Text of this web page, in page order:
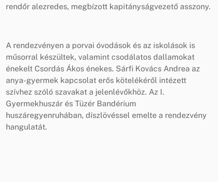
rendőr alezredes, megbízott kapitányságvezető asszony.
A rendezvényen a porvai óvodások és az iskolások is
műsorral készültek, valamint csodálatos dallamokat
énekelt Csordás Ákos énekes. Sárfi Kovács Andrea az
anya-gyermek kapcsolat erős kötelékéről intézett
szívhez szóló szavakat a jelenlévőkhöz. Az I.
Gyermekhuszár és Tüzér Bandérium
huszáregyenruhában, díszlövéssel emelte a rendezvény
hangulatát.